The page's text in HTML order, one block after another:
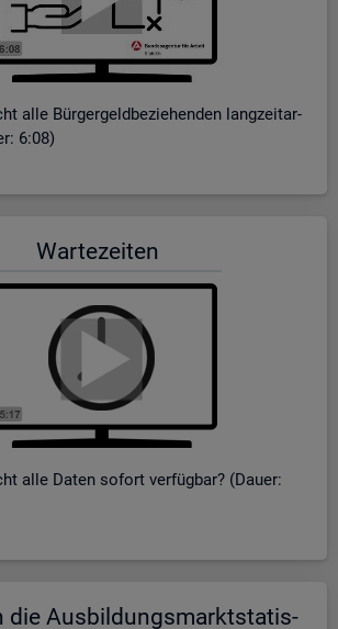
alle Bür­ger­geld­be­zie­hen­den lang­zeit­ar­
6:08)
War­te­zei­ten
alle Daten so­fort ver­füg­bar? (Dauer:
die Aus­bil­dungs­markt­sta­tis­